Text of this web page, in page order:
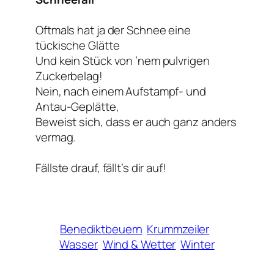
Oftmals hat ja der Schnee eine
tückische Glätte
Und kein Stück von ’nem pulvrigen
Zuckerbelag!
Nein, nach einem Aufstampf- und
Antau-Geplätte,
Beweist sich, dass er auch ganz anders
vermag.
Fällste drauf, fällt’s dir auf!
Benediktbeuern Krummzeiler
Wasser Wind & Wetter Winter